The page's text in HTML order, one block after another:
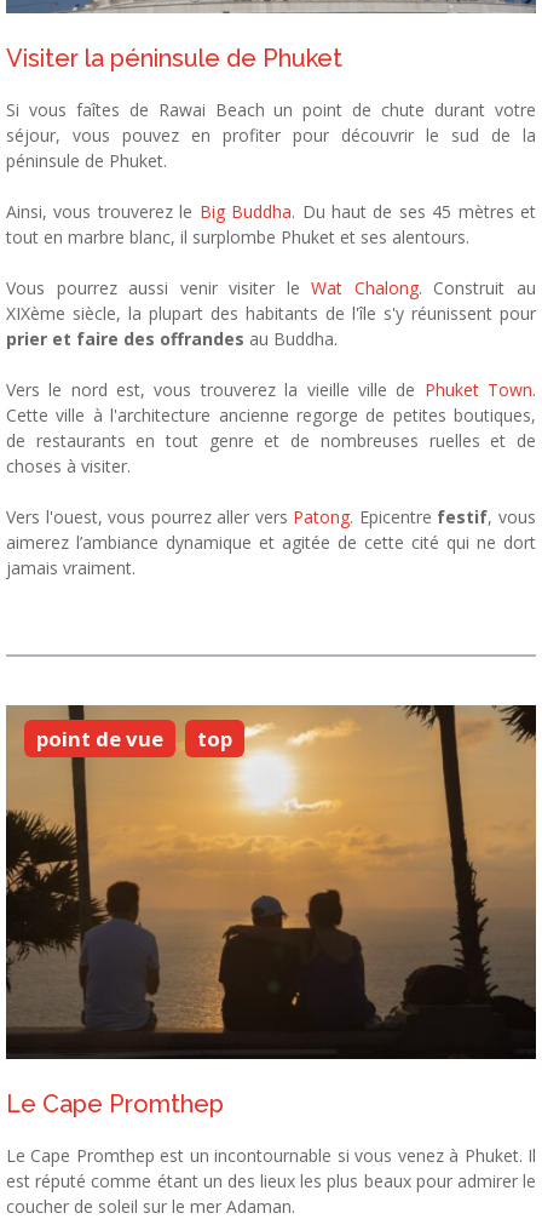
Visiter la péninsule de Phuket
Si vous faîtes de Rawai Beach un point de chute durant votre
séjour, vous pouvez en profiter pour découvrir le sud de la
péninsule de Phuket.
Ainsi, vous trouverez le Big Buddha. Du haut de ses 45 mètres et
tout en marbre blanc, il surplombe Phuket et ses alentours.
Vous pourrez aussi venir visiter leWat Chalong. Construit au
XIXème siècle, la plupart des habitants de l'île s'y réunissent pour
prier et faire des offrandes au Buddha.
Vers le nord est, vous trouverez la vieille ville de Phuket Town.
Cette ville à l'architecture ancienne regorge de petites boutiques,
de restaurants en tout genre et de nombreuses ruelles et de
choses à visiter.
Vers l'ouest, vous pourrez aller vers Patong. Epicentre festif, vous
aimerez l’ambiance dynamique et agitée de cette cité qui ne dort
jamais vraiment.
point de vue top
Le Cape Promthep
Le Cape Promthep est un incontournable si vous venez à Phuket. Il
est réputé comme étant un des lieux les plus beaux pour admirer le
coucher de soleil sur le mer Adaman.